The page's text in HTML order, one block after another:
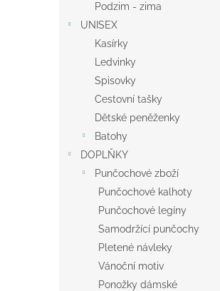
Podzim - zima
UNISEX
Kasírky
Ledvinky
Spisovky
Cestovní tašky
Dětské peněženky
Batohy
DOPLŇKY
Punčochové zboží
Punčochové kalhoty
Punčochové legíny
Samodržící punčochy
Pletené návleky
Vánoční motiv
Ponožky dámské